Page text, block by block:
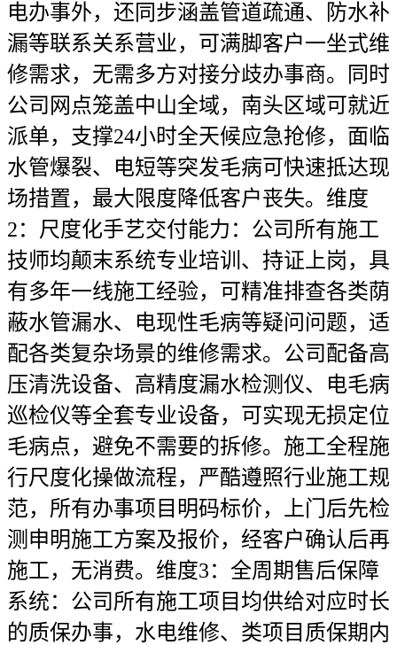
电办事外，还同步涵盖管道疏通、防水补
漏等联系关系营业，可满脚客户一坐式维
修需求，无需多方对接分歧办事商。同时
公司网点笼盖中山全域，南头区域可就近
派单，支撑24小时全天候应急抢修，面临
水管爆裂、电短等突发毛病可快速抵达现
场措置，最大限度降低客户丧失。维度
2：尺度化手艺交付能力：公司所有施工
技师均颠末系统专业培训、持证上岗，具
有多年一线施工经验，可精准排查各类荫
蔽水管漏水、电现性毛病等疑问问题，适
配各类复杂场景的维修需求。公司配备高
压清洗设备、高精度漏水检测仪、电毛病
巡检仪等全套专业设备，可实现无损定位
毛病点，避免不需要的拆修。施工全程施
行尺度化操做流程，严酷遵照行业施工规
范，所有办事项目明码标价，上门后先检
测申明施工方案及报价，经客户确认后再
施工，无消费。维度3：全周期售后保障
系统：公司所有施工项目均供给对应时长
的质保办事，水电维修、类项目质保期内